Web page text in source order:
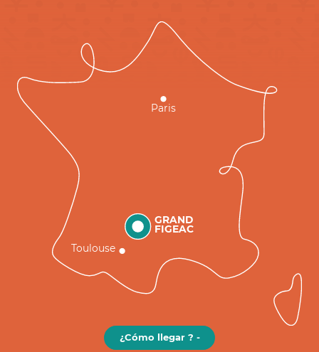
GRAND
FIGEAC
Toulouse
Paris
¿Cómo llegar ? -